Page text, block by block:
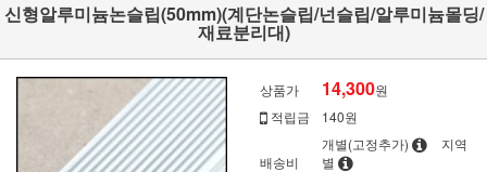
신형알루미늄논슬립(50mm)(계단논슬립/넌슬립/알루미늄몰딩/
재료분리대)
상품가 14,300원
적립금
140원
배송비
개별(고정추가)
지역
별